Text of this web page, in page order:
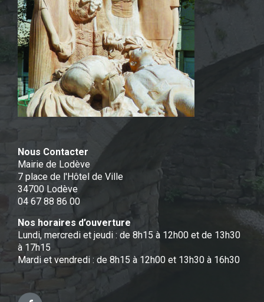
Nous Contacter
Mairie de Lodève
7 place de l'Hôtel de Ville
34700 Lodève
04 67 88 86 00
Nos horaires d’ouverture
Lundi, mercredi et jeudi : de 8h15 à 12h00 et de 13h30
à 17h15
Mardi et vendredi : de 8h15 à 12h00 et 13h30 à 16h30